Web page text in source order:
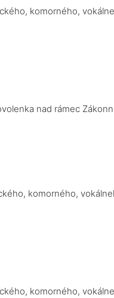
komorného,
nad rámec
komorného,
komorného,